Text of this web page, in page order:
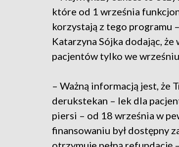
które od 1 września
korzystają z tego programu
Katarzyna Sójka dodając,
pacjentów tylko we
– Ważną informacją jest, że
derukstekan – lek dla
piersi – od 18 września w
finansowaniu był dostępny